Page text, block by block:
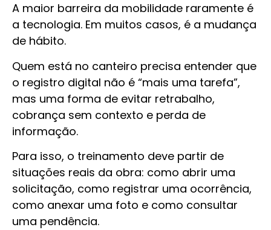
A maior barreira da mobilidade raramente é
a tecnologia. Em muitos casos, é a mudança
de hábito.
Quem está no canteiro precisa entender que
o registro digital não é “mais uma tarefa”,
mas uma forma de evitar retrabalho,
cobrança sem contexto e perda de
informação.
Para isso, o treinamento deve partir de
situações reais da obra: como abrir uma
solicitação, como registrar uma ocorrência,
como anexar uma foto e como consultar
uma pendência.